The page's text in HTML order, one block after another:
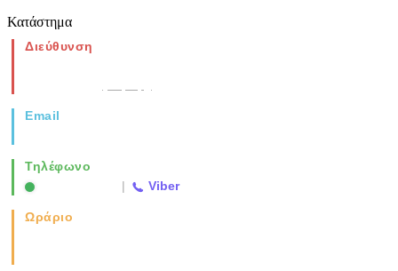
Κατάστημα
Διεύθυνση
Email
Τηλέφωνο
| Viber
Ωράριο